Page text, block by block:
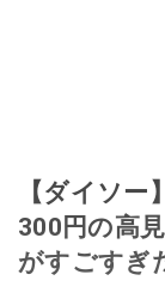
【ダイソー
300円の高
がすごすぎ